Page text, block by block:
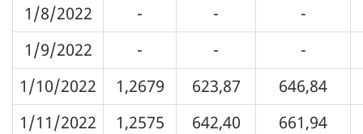
1/8/2022
- -
-
1/9/2022
- -
-
1/10/2022
1,2679 623,87
646,84
1/11/2022
1,2575 642,40
661,94